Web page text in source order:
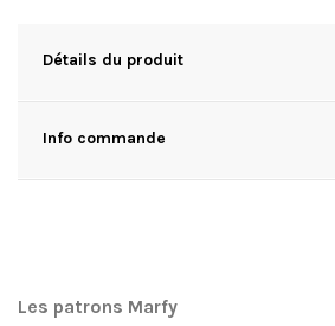
Détails du produit
Info commande
Les patrons Marfy